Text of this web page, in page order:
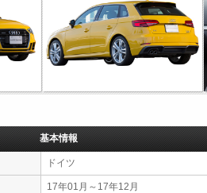
基本情報
ドイツ
17年01月～17年12月